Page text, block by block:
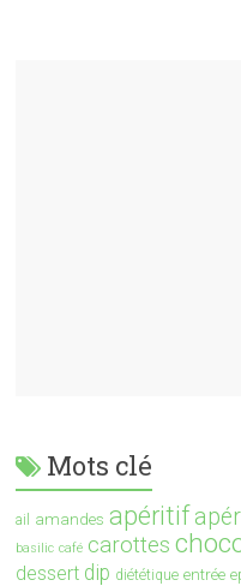
Mots clé
ail amandes apéritif
basilic café carottes
dessert dip diététique entrée